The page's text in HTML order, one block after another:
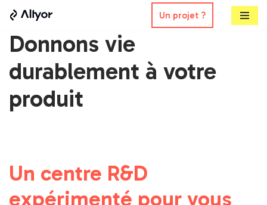
Aller
au
contenu
Un projet ?
Donnons vie
durablement à votre
produit
Un centre R&D
expérimenté pour vous